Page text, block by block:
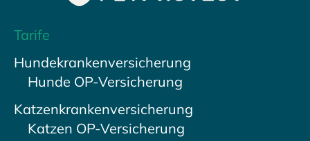
Tarife
Hundekrankenversicherung
Hunde OP-Versicherung
Katzenkrankenversicherung
Katzen OP-Versicherung